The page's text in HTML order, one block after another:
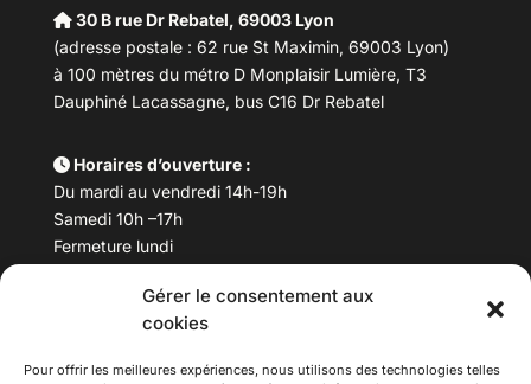
Gérer le consentement aux
cookies
Pour offrir les meilleures expériences, nous utilisons des technologies telles
30 B rue Dr Rebatel, 69003 Lyon
(adresse postale : 62 rue St Maximin, 69003 Lyon)
à 100 mètres du métro D Monplaisir Lumière, T3
Dauphiné Lacassagne, bus C16 Dr Rebatel
Horaires d’ouverture :
Du mardi au vendredi 14h-19h
Samedi 10h –17h
Fermeture lundi
Téléphone : 04 78 53 06 40
maisondesculturesasiatiques@asiexpo.com